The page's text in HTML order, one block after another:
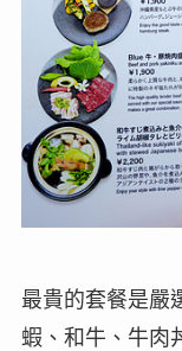
最貴的套餐是嚴
蝦、和牛、牛肉